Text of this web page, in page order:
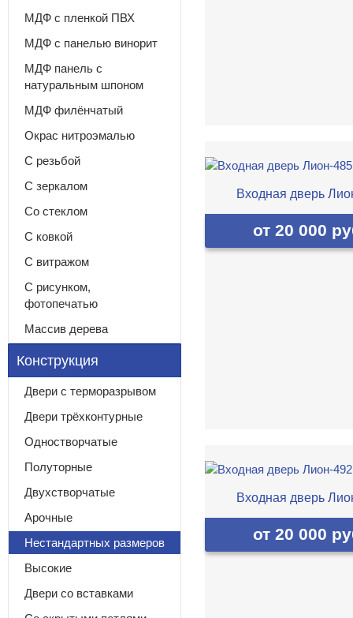
МДФ с пленкой ПВХ
МДФ с панелью винорит
МДФ панель с
натуральным шпоном
МДФ филёнчатый
Окрас нитроэмалью
С резьбой
С зеркалом
Со стеклом
С ковкой
С витражом
С рисунком,
фотопечатью
Массив дерева
Конструкция
Двери с терморазрывом
Двери трёхконтурные
Одностворчатые
Полуторные
Двухстворчатые
Арочные
Нестандартных размеров
Высокие
Двери со вставками
Входная дверь
от 20 000
Входная дверь
от 20 000